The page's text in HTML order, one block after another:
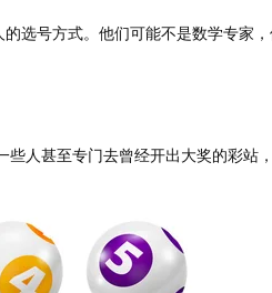
选号方式。他们可能不是数学专家
些人甚至专门去曾经开出大奖的彩站